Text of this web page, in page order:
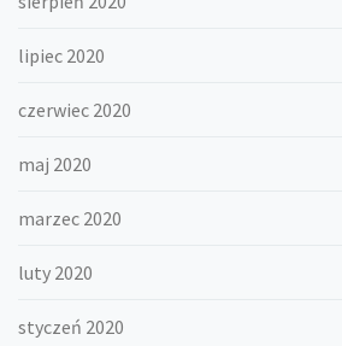
lipiec 2020
czerwiec 2020
maj 2020
marzec 2020
luty 2020
styczeń 2020